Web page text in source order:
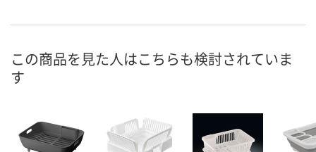
この商品を見た人はこちらも検討されていま
す